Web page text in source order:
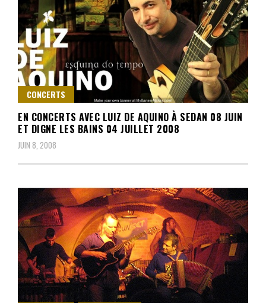
CONCERTS
EN CONCERTS AVEC LUIZ DE AQUINO À SEDAN 08 JUIN
ET DIGNE LES BAINS 04 JUILLET 2008
JUIN 8, 2008